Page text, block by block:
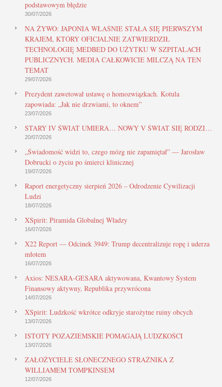
podstawowym błędzie
30/07/2026
NA ŻYWO: JAPONIA WŁAŚNIE STAŁA SIĘ PIERWSZYM
KRAJEM, KTÓRY OFICJALNIE ZATWIERDZIŁ
TECHNOLOGIĘ MEDBED DO UŻYTKU W SZPITALACH
PUBLICZNYCH. MEDIA CAŁKOWICIE MILCZĄ NA TEN
TEMAT
29/07/2026
Prezydent zawetował ustawę o homozwiązkach. Kotula
zapowiada: „Jak nie drzwiami, to oknem”
23/07/2026
STARY IV ŚWIAT UMIERA… NOWY V ŚWIAT SIĘ RODZI…
20/07/2026
„Świadomość widzi to, czego mózg nie zapamiętał” — Jarosław
Dobrucki o życiu po śmierci klinicznej
19/07/2026
Raport energetyczny sierpień 2026 – Odrodzenie Cywilizacji
Ludzi
18/07/2026
XSpirit: Piramida Globalnej Władzy
16/07/2026
X22 Report — Odcinek 3949: Trump decentralizuje ropę i uderza
młotem
16/07/2026
Axios: NESARA-GESARA aktywowana, Kwantowy System
Finansowy aktywny, Republika przywrócona
14/07/2026
XSpirit: Ludzkość wkrótce odkryje starożytne ruiny obcych
13/07/2026
ISTOTY POZAZIEMSKIE POMAGAJĄ LUDZKOŚCI
13/07/2026
ZAŁOŻYCIELE SŁONECZNEGO STRAŻNIKA Z
WILLIAMEM TOMPKINSEM
12/07/2026